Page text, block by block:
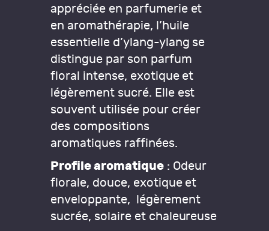
appréciée en parfumerie et
en aromathérapie, l’huile
essentielle d’ylang-ylang se
distingue par son parfum
floral intense, exotique et
légèrement sucré. Elle est
souvent utilisée pour créer
des compositions
aromatiques raffinées.
Profile aromatique: Odeur
florale, douce, exotique et
enveloppante, légèrement
sucrée, solaire et chaleureuse